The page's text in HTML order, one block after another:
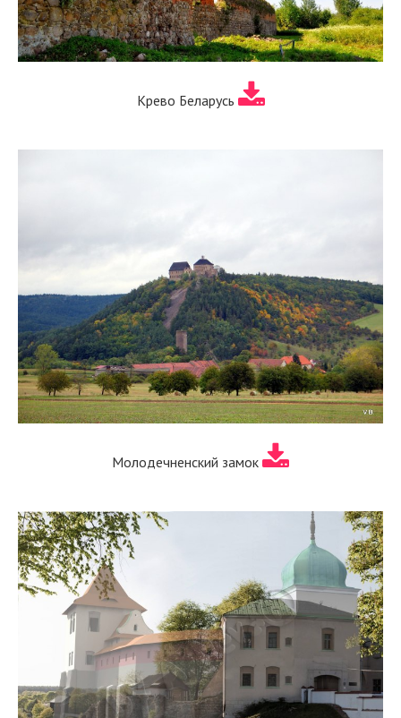
Крево Беларусь
Молодечненский замок